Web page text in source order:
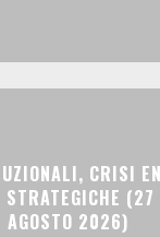
CRISI
STRATEGICHE
AGOSTO 2026)